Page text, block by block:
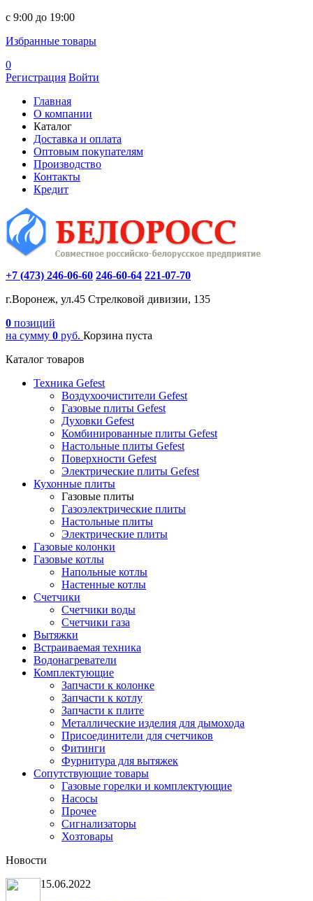
c 9:00 до 19:00
Избранные товары
0
Регистрация Войти
Главная
О компании
Каталог
Доставка и оплата
Оптовым покупателям
Производство
Контакты
Кредит
+7 (473) 246-06-60 246-60-64 221-07-70
г.Воронеж, ул.45 Стрелковой дивизии, 135
0 позиций
на сумму 0 руб. Корзина пуста
Каталог товаров
Техника Gefest
Воздухоочистители Gefest
Газовые плиты Gefest
Духовки Gefest
Комбинированные плиты Gefest
Настольные плиты Gefest
Поверхности Gefest
Электрические плиты Gefest
Кухонные плиты
Газовые плиты
Газоэлектрические плиты
Настольные плиты
Электрические плиты
Газовые колонки
Газовые котлы
Напольные котлы
Настенные котлы
Счетчики
Счетчики воды
Счетчики газа
Вытяжки
Встраиваемая техника
Водонагреватели
Комплектующие
Запчасти к колонке
Запчасти к котлу
Запчасти к плите
Металлические изделия для дымохода
Присоединители для счетчиков
Фитинги
Фурнитура для вытяжек
Сопутствующие товары
Газовые горелки и комплектующие
Насосы
Прочее
Сигнализаторы
Хозтовары
Новости
15.06.2022